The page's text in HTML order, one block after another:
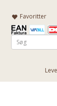
Favoritter